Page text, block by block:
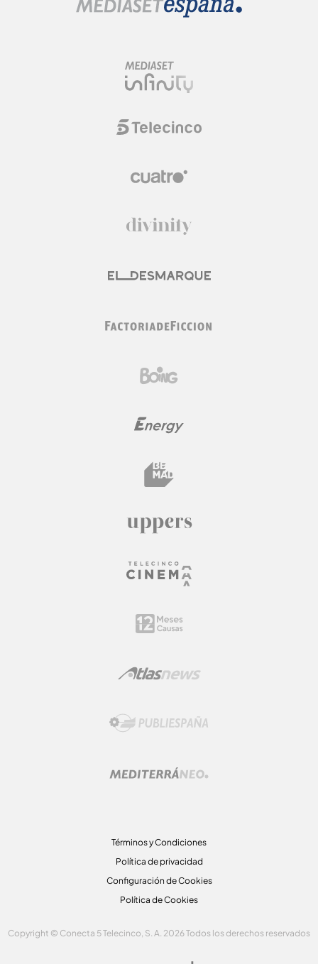
Términos y Condiciones
Política de privacidad
Configuración de Cookies
Política de Cookies
Copyright © Conecta 5 Telecinco, S. A. 2026 Todos los derechos reservados